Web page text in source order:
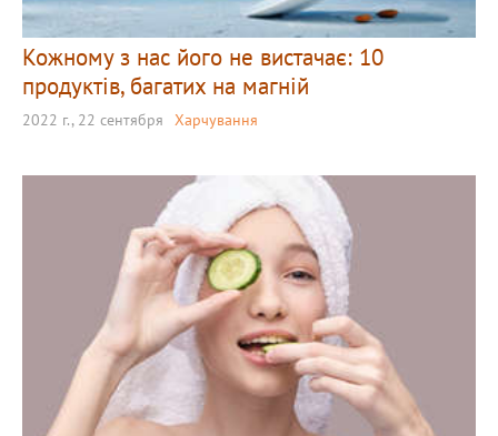
Кожному з нас його не вистачає: 10
продуктів, багатих на магній
2022 г., 22 сентября Харчування